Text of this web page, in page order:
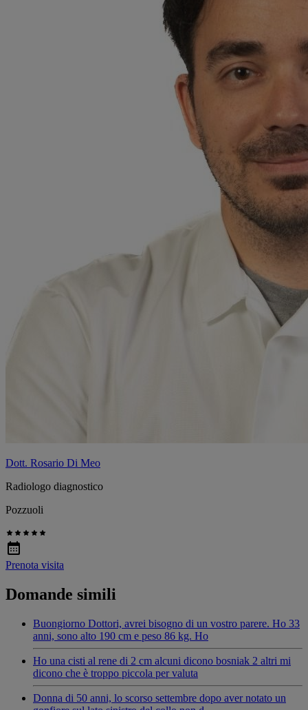
Dott. Rosario Di Meo
Radiologo diagnostico
Pozzuoli
Prenota visita
Domande simili
Buongiorno Dottori, avrei bisogno di un vostro parere. Ho 33
anni, sono alto 190 cm e peso 86 kg. Ho
Ho una cisti al rene di 2 cm alcuni dicono bosniak 2 altri mi
dicono che è troppo piccola per valuta
Donna di 50 anni, lo scorso settembre dopo aver notato un